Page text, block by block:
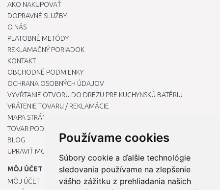
Používame cookies
Súbory cookie a ďalšie technológie
sledovania používame na zlepšenie
vášho zážitku z prehliadania našich
AKO NAKUPOVAŤ
DOPRAVNÉ SLUŽBY
O NÁS
PLATOBNÉ METÓDY
REKLAMAČNÝ PORIADOK
KONTAKT
OBCHODNÉ PODMIENKY
OCHRANA OSOBNÝCH ÚDAJOV
VYVŔTANIE OTVORU DO DREZU PRE KUCHYNSKÚ BATÉRIU
VRÁTENIE TOVARU / REKLAMÁCIE
MAPA STRÁNOK
TOVAR PODĽA ZNAČIEK
BLOG
UPRAVIŤ MOJE PREDVOĽBY COOKIES
MÔJ ÚČET
MÔJ ÚČET